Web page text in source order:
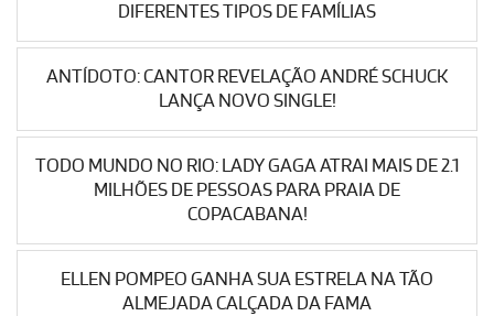
DIFERENTES TIPOS DE FAMÍLIAS
ANTÍDOTO: CANTOR REVELAÇÃO ANDRÉ SCHUCK
LANÇA NOVO SINGLE!
TODO MUNDO NO RIO: LADY GAGA ATRAI MAIS DE 2.1
MILHÕES DE PESSOAS PARA PRAIA DE
COPACABANA!
ELLEN POMPEO GANHA SUA ESTRELA NA TÃO
ALMEJADA CALÇADA DA FAMA